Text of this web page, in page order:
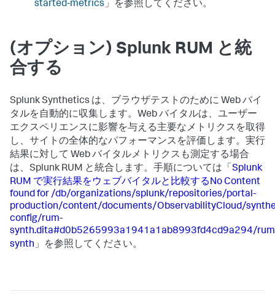
started-metrics 」を参照してください。
(オプション) Splunk RUM と統
合する
Splunk Synthetics は、ブラウザテストのために Web バイ
タルを自動的に収集します。Web バイタルは、ユーザー
エクスペリエンスに影響を与える主要なメトリクスを取得
し、サイトの全体的なパフォーマンスを評価します。実行
結果に対して Web バイタルメトリクスも測定する場合
は、Splunk RUM と統合します。手順については「 Splunk
RUM で実行結果をウェブバイタルと比較するNo Content
found for /db/organizations/splunk/repositories/portal-
production/content/documents/ObservabilityCloud/
config/rum-
synth.dita#d0b5265993a1941a1ab8993fd4cd9a294/
synth 」を参照してください。